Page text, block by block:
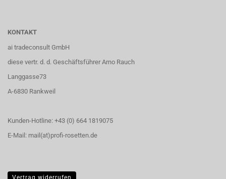
KONTAKT
ai tradeconsult GmbH
diese vertr. d. d. Geschäftsführer Arno Rauch
Langgasse73
A-6830 Rankweil
Kunden-Hotline: +43 (0) 664 1819075
E-Mail: mail(at)profi-rosetten.de
Vertrag widerrufen